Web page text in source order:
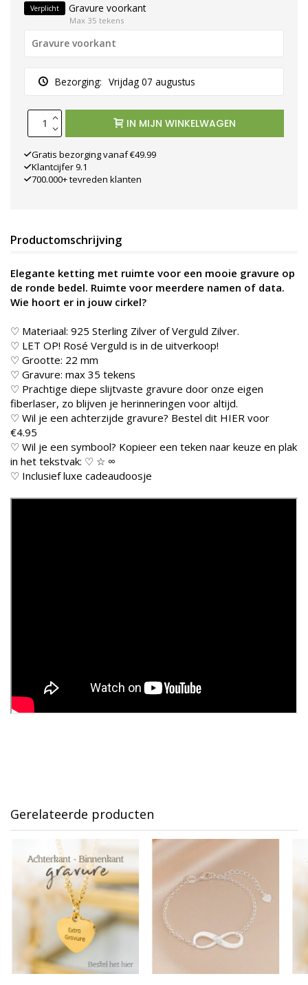
Verplicht Gravure voorkant
Max 35 tekens
Bezorging: Vrijdag 07 augustus
IN MIJN WINKELWAGEN
Gratis bezorging vanaf €49.99
Klantcijfer 9.1
700.000+ tevreden klanten
Productomschrijving
Elegante ketting met ruimte voor een mooie gravure op
de ronde bedel. Ruimte voor meerdere namen of data.
Wie hoort er in jouw cirkel?
♡ Materiaal: 925 Sterling Zilver of Verguld Zilver.
♡ LET OP! Rosé Verguld is in de uitverkoop!
♡ Grootte: 22 mm
♡ Gravure: max 35 tekens
♡ Prachtige diepe slijtvaste gravure door onze eigen
fiberlaser, zo blijven je herinneringen voor altijd.
♡ Wil je een achterzijde gravure? Bestel dit HIER voor
€4.95
♡ Wil je een symbool? Kopieer een teken naar keuze en plak
in het tekstvak: ♡ ☆ ∞
♡ Inclusief luxe cadeaudoosje
Gerelateerde producten